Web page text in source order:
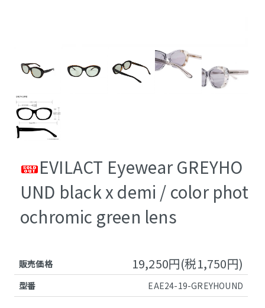
EVILACT Eyewear GREYHO
UND black x demi / color phot
ochromic green lens
販売価格 19,250円(税1,750円)
型番 EAE24-19-GREYHOUND